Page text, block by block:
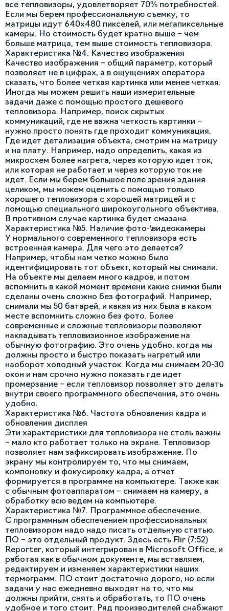
все тепловизоры, удовлетворяет 70% потребностей.
Если мы берем профессиональную съемку, то
матрицы идут 640х480 пикселей, или мегапиксельные
камеры. Но стоимость будет кратно выше – чем
больше матрица, тем выше стоимость тепловизора.
Характеристика №4. Качество изображения
Качество изображения – общий параметр, который
позволяет не в цифрах, а в ощущениях оператора
сказать, что более четкая картинка или менее четкая.
Иногда мы можем решить наши измерительные
задачи даже с помощью простого дешевого
тепловизора. Например, поиск скрытых
коммуникаций, где не важна четкость картинки –
нужно просто понять где проходит коммуникация.
Где идет детализация объекта, смотрим на матрицу
и на плату. Например, надо определить, какая из
микросхем более нагрета, через которую идет ток,
или которая не работает и через которую ток не
идет. Если мы берем большое поле зрения здания
целиком, мы можем оценить с помощью только
хорошего тепловизора с хорошей матрицей и с
помощью специального широкоугольного объектива.
В противном случае картинка будет смазана.
Характеристика №5. Наличие фото-\видеокамеры
У нормального современного тепловизора есть
встроенная камера. Для чего это делается?
Например, чтобы нам четко можно было
идентифицировать тот объект, который мы снимали.
На объекте мы делаем много кадров, и потом
вспомнить в какой момент времени какие снимки были
сделаны очень сложно без фотографий. Например,
снимали мы 50 батарей, и какая из них была в каком
месте вспомнить сложно без фото. Более
современные и сложные тепловизоры позволяют
накладывать тепловизионное изображение на
обычную фотографию. Это очень удобно, когда мы
должны просто и быстро показать нагретый или
наоборот холодный участок. Когда мы снимаем 20-30
окон и нам срочно нужно показать где идет
промерзание – если тепловизор позволяет это делать
внутри своего программного обеспечения, это очень
удобно.
Характеристика №6. Частота обновления кадра и
обновления дисплея
Эти характеристики для тепловизора не столь важны
– мало кто работает только на экране. Тепловизор
позволяет нам зафиксировать изображение. По
экрану мы контролируем то, что мы снимаем,
компоновку и фокусировку кадра, а отчет
формируется в программе на компьютере. Также как
с обычным фотоаппаратом – снимаем на камеру, а
обработку всю ведем на компьютере.
Характеристика №7. Программное обеспечение.
С программным обеспечением профессиональных
тепловизором надо надо писать отдельную статью.
ПО – это отдельный продукт. Здесь есть Flir (7:52)
Reporter, который интегрирован в Microsoft Office, и
работая как в обычном документе, мы вставляем,
редактируем и изменяем характеристики наших
термограмм. ПО стоит достаточно дорого, но если
задачи у нас ежедневно выходят на то, что мы
должны прийти, снять и обработать, то ПО очень
удобное и того стоит. Ряд производителей снабжают